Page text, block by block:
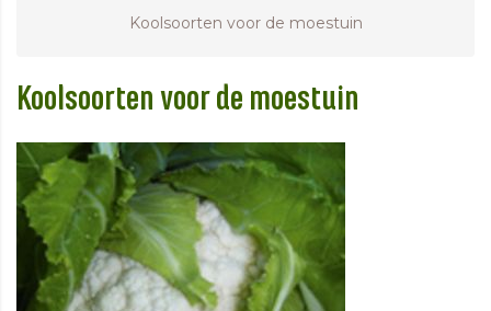
Koolsoorten voor de moestuin
Koolsoorten voor de moestuin